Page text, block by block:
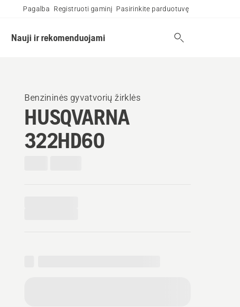
Pagalba Registruoti gaminį Pasirinkite parduotuvę
Nauji ir rekomenduojami
Benzininės gyvatvorių žirklės
HUSQVARNA
322HD60